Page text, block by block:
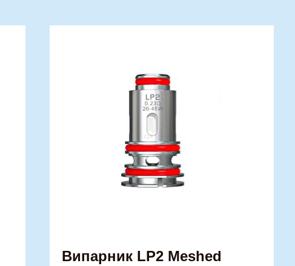
Випарник LP2 Meshed